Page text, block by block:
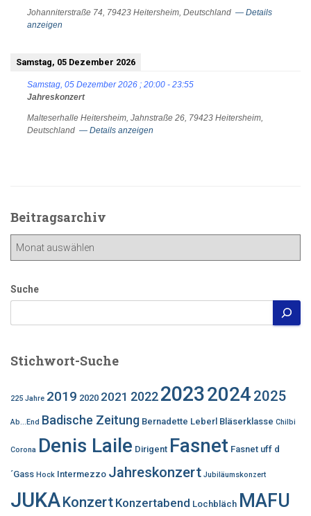
Johanniterstraße 74, 79423 Heitersheim, Deutschland — Details
anzeigen
Samstag, 05 Dezember 2026
Samstag, 05 Dezember 2026 ; 20:00 - 23:55
Jahreskonzert
Malteserhalle Heitersheim, Jahnstraße 26, 79423 Heitersheim,
Deutschland — Details anzeigen
Beitragsarchiv
Beitragsarchiv
Suche
Stichwort-Suche
225 Jahre 2019 2020 2021 202220232024 2025
Ab...End Badische Zeitung Bernadette Leberl Bläserklasse Chilbi
Corona Denis Laile Dirigent Fasnet Fasnet uff d
´Gass Hock Intermezzo Jahreskonzert Jubiläumskonzert
JUKA Konzert Konzertabend Lochbläch MAFU